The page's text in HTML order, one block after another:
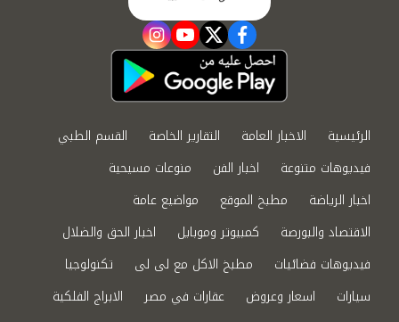
facebook
twitter
youtube
instagram
الرئيسية الاخبار العامة التقارير الخاصة
القسم الطبي
فيديوهات متنوعة
اخبار الفن
منوعات مسيحية
اخبار الرياضة
مطبخ الموقع
مواضيع عامة
الاقتصاد والبورصة
كمبيوتر وموبايل
اخبار الحق والضلال
فيديوهات فضائيات
مطبخ الاكل مع لى لى
تكنولوجيا
سيارات
اسعار وعروض عقارات في مصر
الابراج الفلكية